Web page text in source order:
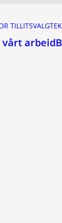
TILLITSVALGTE
vårt arbeid